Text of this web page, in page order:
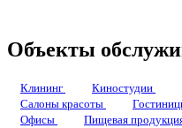
Объекты
Клининг Киностудии
Салоны красоты
Офисы
Пищевая